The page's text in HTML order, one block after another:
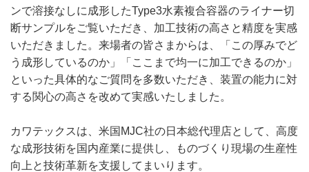
ンで溶接なしに成形したType3水素複合容器のライナー切
断サンプルをご覧いただき、加工技術の高さと精度を実感
いただきました。来場者の皆さまからは、「この厚みでど
う成形しているのか」「ここまで均一に加工できるのか」
といった具体的なご質問を多数いただき、装置の能力に対
する関心の高さを改めて実感いたしました。
カワテックスは、米国MJC社の日本総代理店として、高度
な成形技術を国内産業に提供し、ものづくり現場の生産性
向上と技術革新を支援してまいります。